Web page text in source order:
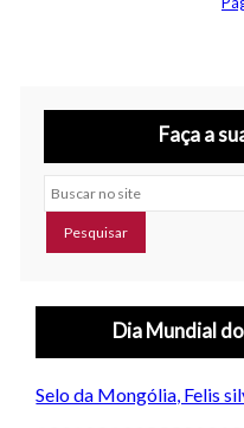
Faça a
Buscar no site
Dia Mundial
Selo da Mongólia, Felis